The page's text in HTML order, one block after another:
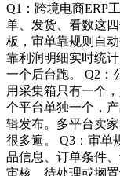
Q1：跨境电商ERP
单、发货、看数这
板，审单靠规则自
靠利润明细实时统
一个后台跑。 Q2：
用采集箱只有一个
个平台单独一个，
辑发布。多平台卖
很多遍。 Q3：审单
品信息、订单条件
审核、待处理或搁